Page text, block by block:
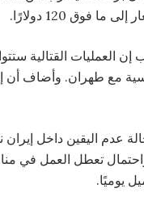
فوق 120 دولارًا.
إن العمليات القتالية
مع طهران. وأضاف أن
عدم اليقين داخل
تعطل العمل في